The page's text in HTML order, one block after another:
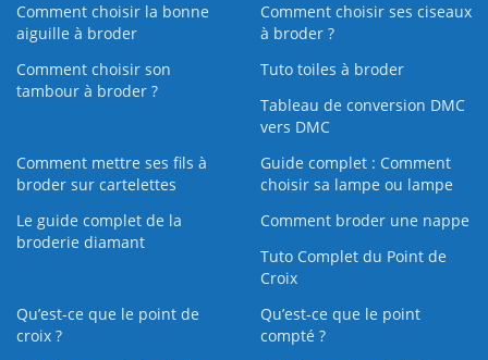
Comment choisir la bonne
aiguille à broder
Comment choisir ses ciseaux
à broder ?
Comment choisir son
tambour à broder ?
Tuto toiles à broder
Tableau de conversion DMC
vers DMC
Comment mettre ses fils à
broder sur cartelettes
Guide complet : Comment
choisir sa lampe ou lampe
Le guide complet de la
broderie diamant
Comment broder une nappe
Tuto Complet du Point de
Croix
Qu’est-ce que le point de
croix ?
Qu’est-ce que le point
compté ?